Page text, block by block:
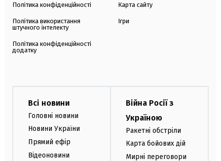
Політика конфіденційності
Політика використання
штучного інтелекту
Політика конфіденційності
додатку
Карта сайту
Ігри
Всі новини
Головні новини
Новини України
Прямий ефір
Відеоновини
Війна Росії з
Україною
Ракетні обстріли
Карта бойових дій
Мирні переговори